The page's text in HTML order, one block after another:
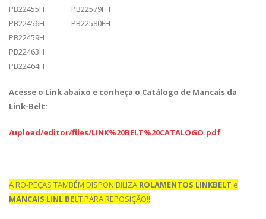
PB22455H PB22579FH
PB22456H PB22580FH
PB22459H
PB22463H
PB22464H
Acesse o Link abaixo e conheça o Catálogo de Mancais da
Link-Belt:
/upload/editor/files/LINK%20BELT%20CATALOGO.pdf
A RO-PEÇAS TAMBÉM DISPONIBILIZA ROLAMENTOS LINKBELT e
MANCAIS LINL BELT PARA REPOSIÇÃO!!